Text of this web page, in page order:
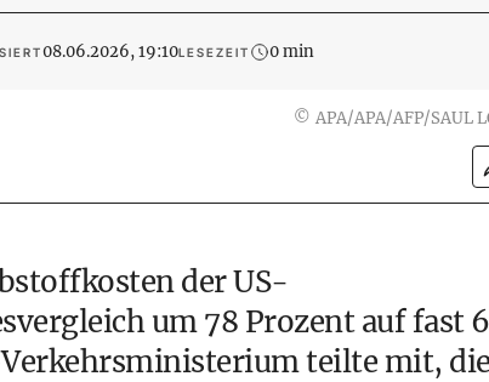
08.06.2026, 19:10LESEZEIT 0 min
© APA/APA/AFP/SAUL
der US-
um 78 Prozent auf fast
teilte mit,